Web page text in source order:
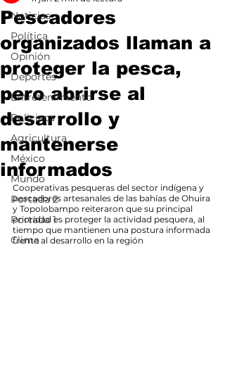
Noticias
Política
Opinión
Deportes
Entretenimiento
Policiaca
Agricultura
México
Mundo
Portada 2
Portada 1
Clima
Pescadores
organizados llaman a
proteger la pesca,
pero abrirse al
desarrollo y
mantenerse
informados
Cooperativas pesqueras del sector indígena y
pescadores artesanales de las bahías de Ohuira
y Topolobampo reiteraron que su principal
prioridad es proteger la actividad pesquera, al
tiempo que mantienen una postura informada
frente al desarrollo en la región